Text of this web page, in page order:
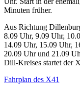
Minuten früher.
Aus Richtung
8.09 Uhr, 9.09 Uhr,
14.09 Uhr, 15.09 Uhr,
20.09 Uhr und 21.09
Dill-Kreises startet der
Fahrplan des X41